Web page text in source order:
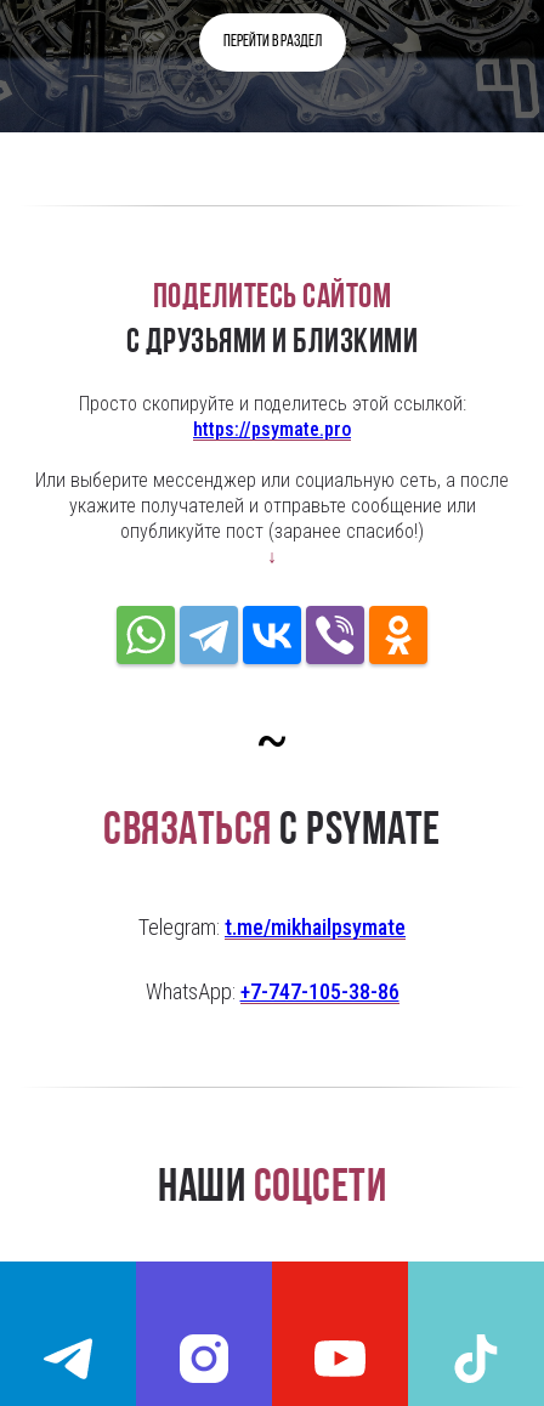
Перейти в раздел
Поделитесь сайтом
с друзьями и близкими
Просто скопируйте и поделитесь этой ссылкой:
https://psymate.pro
Или выберите мессенджер или социальную сеть, а после
укажите получателей и отправьте сообщение или
опубликуйте пост (заранее спасибо!)
↓
~
Связаться с PsyMate
Telegram: t.me/mikhailpsymate
WhatsApp: +7-747-105-38-86
Наши соцсети